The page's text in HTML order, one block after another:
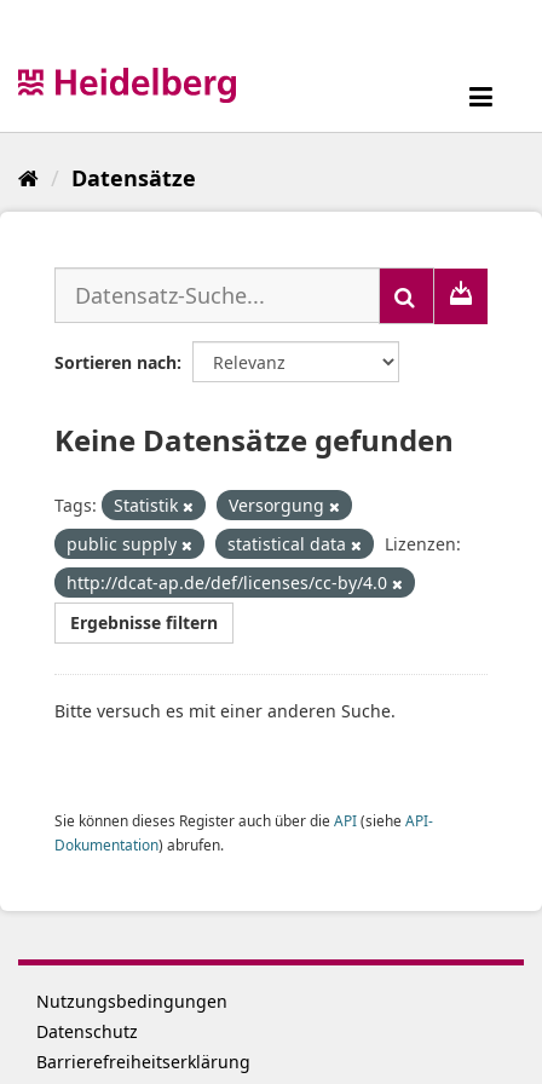
Datensätze
Sortieren nach
Keine Datensätze gefunden
Tags: Statistik
Versorgung
public supply
statistical data
Lizenzen:
http://dcat-ap.de/def/licenses/cc-by/4.0
Ergebnisse filtern
Bitte versuch es mit einer anderen Suche.
Sie können dieses Register auch über die API(siehe API-
Dokumentation) abrufen.
Nutzungsbedingungen
Datenschutz
Barrierefreiheitserklärung